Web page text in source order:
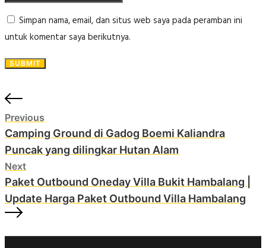
Simpan nama, email, dan situs web saya pada peramban ini
untuk komentar saya berikutnya.
Previous
Camping Ground di Gadog Boemi Kaliandra
Puncak yang dilingkar Hutan Alam
Next
Paket Outbound Oneday Villa Bukit Hambalang |
Update Harga Paket Outbound Villa Hambalang